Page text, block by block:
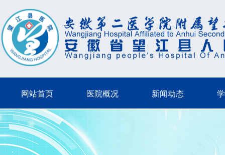
网站首页 医院概况 新闻动态
网站首页 医院概况 新闻动态